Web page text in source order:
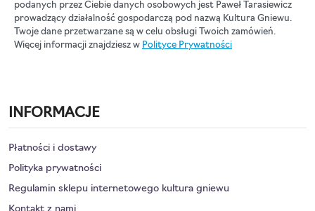
podanych przez Ciebie danych osobowych jest Paweł Tarasiewicz
prowadzący działalność gospodarczą pod nazwą Kultura Gniewu.
Twoje dane przetwarzane są w celu obsługi Twoich zamówień.
Więcej informacji znajdziesz w Polityce Prywatności
INFORMACJE
Płatności i dostawy
Polityka prywatności
Regulamin sklepu internetowego kultura gniewu